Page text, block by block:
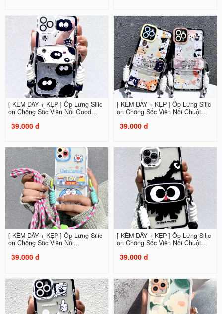
[ KÈM DÂY + KẸP ] Ốp Lưng Silic
on Chống Sốc Viền Nổi Good...
39.000 đ
[ KÈM DÂY + KẸP ] Ốp Lưng Silic
on Chống Sốc Viền Nổi Chuột...
39.000 đ
[ KÈM DÂY + KẸP ] Ốp Lưng Silic
on Chống Sốc Viền Nổi...
39.000 đ
[ KÈM DÂY + KẸP ] Ốp Lưng Silic
on Chống Sốc Viền Nổi Chuột...
39.000 đ